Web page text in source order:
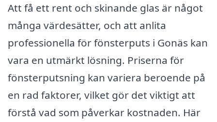
Att få ett rent och skinande glas är något
många värdesätter, och att anlita
professionella för fönsterputs i Gonäs kan
vara en utmärkt lösning. Priserna för
fönsterputsning kan variera beroende på
en rad faktorer, vilket gör det viktigt att
förstå vad som påverkar kostnaden. Här